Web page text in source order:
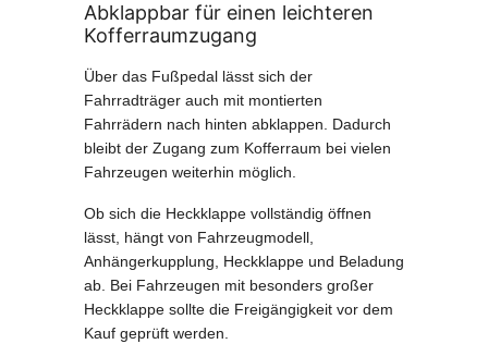
Abklappbar für einen leichteren
Kofferraumzugang
Über das Fußpedal lässt sich der
Fahrradträger auch mit montierten
Fahrrädern nach hinten abklappen. Dadurch
bleibt der Zugang zum Kofferraum bei vielen
Fahrzeugen weiterhin möglich.
Ob sich die Heckklappe vollständig öffnen
lässt, hängt von Fahrzeugmodell,
Anhängerkupplung, Heckklappe und Beladung
ab. Bei Fahrzeugen mit besonders großer
Heckklappe sollte die Freigängigkeit vor dem
Kauf geprüft werden.